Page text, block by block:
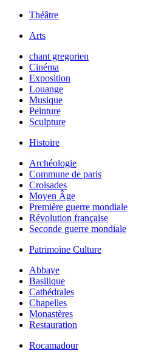
Théâtre
Arts
chant gregorien
Cinéma
Exposition
Louange
Musique
Peinture
Sculpture
Histoire
Archéologie
Commune de paris
Croisades
Moyen Âge
Première guerre mondiale
Révolution française
Seconde guerre mondiale
Patrimoine Culture
Abbaye
Basilique
Cathédrales
Chapelles
Monastères
Restauration
Rocamadour